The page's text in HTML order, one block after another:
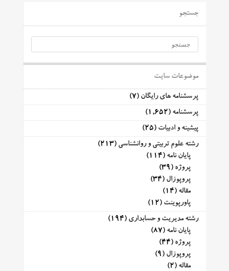
جستجو
موضوعات سایت
پرسشنامه های رایگان (7)
پرسشنامه (1,652)
پیشینه و ادبیات (25)
رشته علوم تربیتی و روانشناسی (213)
پایان نامه (114)
پروژه (39)
پروپوزال (34)
مقاله (14)
پاورپوینت (12)
رشته مدیریت و حسابداری (194)
پایان نامه (87)
پروژه (44)
پروپوزال (9)
مقاله (2)